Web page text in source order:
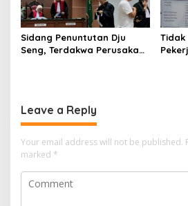
Sidang Penuntutan Dju
Seng, Terdakwa Perusakan
Tidak
Leave a Reply
Your email address will not be published.
marked *